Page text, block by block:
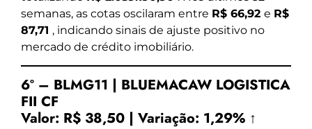
semanas, as cotas oscilaram entre R$ 66,92 e R$
87,71 , indicando sinais de ajuste positivo no
mercado de crédito imobiliário.
6º – BLMG11 | BLUEMACAW LOGISTICA
FII CF
Valor: R$ 38,50 | Variação: 1,29% ↑